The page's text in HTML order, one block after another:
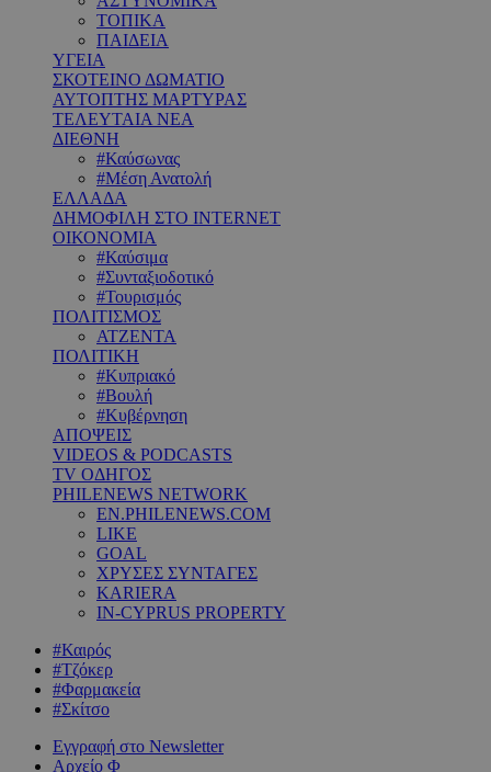
ΤΟΠΙΚΑ
ΠΑΙΔΕΙΑ
ΥΓΕΙΑ
ΣΚΟΤΕΙΝΟ ΔΩΜΑΤΙΟ
ΑΥΤΟΠΤΗΣ ΜΑΡΤΥΡΑΣ
ΤΕΛΕΥΤΑΙΑ ΝΕΑ
ΔΙΕΘΝΗ
#Καύσωνας
#Μέση Ανατολή
ΕΛΛΑΔΑ
ΔΗΜΟΦΙΛΗ ΣΤΟ INTERNET
ΟΙΚΟΝΟΜΙΑ
#Καύσιμα
#Συνταξιοδοτικό
#Τουρισμός
ΠΟΛΙΤΙΣΜΟΣ
ΑΤΖΕΝΤΑ
ΠΟΛΙΤΙΚΗ
#Κυπριακό
#Βουλή
#Κυβέρνηση
ΑΠΟΨΕΙΣ
VIDEOS & PODCASTS
TV ΟΔΗΓΟΣ
PHILENEWS NETWORK
EN.PHILENEWS.COM
LIKE
GOAL
ΧΡΥΣΕΣ ΣΥΝΤΑΓΕΣ
KARIERA
IN-CYPRUS PROPERTY
#Καιρός
#Τζόκερ
#Φαρμακεία
#Σκίτσο
Εγγραφή στο Newsletter
Αρχείο Φ